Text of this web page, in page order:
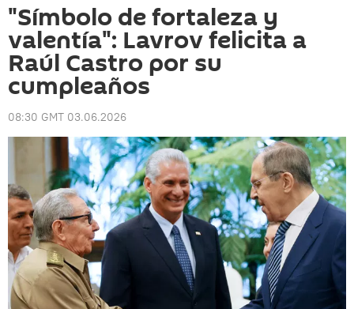
"Símbolo de fortaleza y
valentía": Lavrov felicita a
Raúl Castro por su
cumpleaños
08:30 GMT 03.06.2026